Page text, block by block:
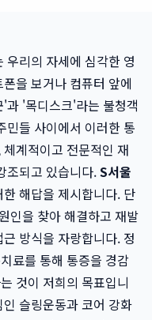
우리의 자세에 심각한 영
을 보거나 컴퓨터 앞에
과 '목디스크'라는 불청객
민들 사이에서 이러한 통
계적이고 전문적인 재
조되고 있습니다.S서울
해답을 제시합니다. 단
인을 찾아 해결하고 재발
방식을 자랑합니다. 정
료를 통해 통증을 경감
것이 저희의 목표입니
슬링운동과 코어 강화